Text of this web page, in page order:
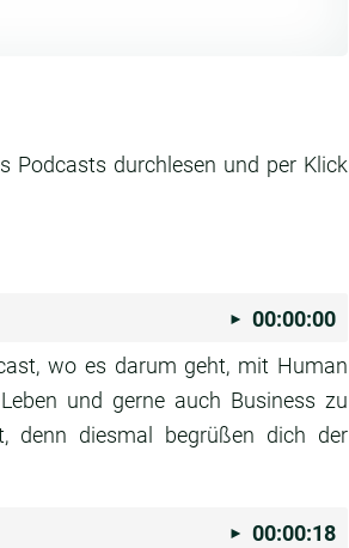
Podcasts durchlesen und per Klick
00:00:00
wo es darum geht, mit Human
und gerne auch Business zu
denn diesmal begrüßen dich der
00:00:18